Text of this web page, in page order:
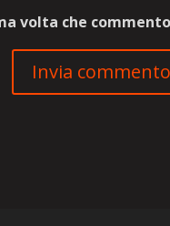
volta che